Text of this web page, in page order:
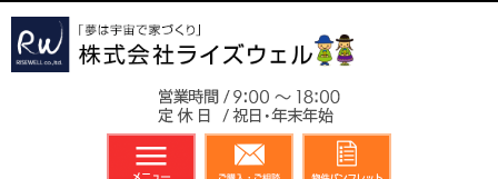
メニュー 資料請求・お問合せ